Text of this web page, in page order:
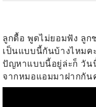
ลูกดื้อ พูดไม่ยอมฟัง ลู
เป็นแบบนี้กันบ้างไหม
ปัญหาแบบนี้อยู่ล่ะก็ วัน
จากหมอแอมมาฝากกัน